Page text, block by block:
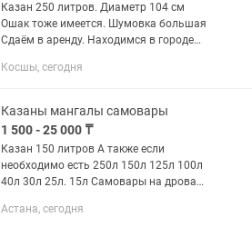
Казан 250 литров. Диаметр 104 см
Ошак тоже имеется. Шумовка большая
Сдаём в аренду. Находимся в городе
точнее Азаттык улица. Также есть
Косшы, сегодня
Казаны мангалы самовары
1 500 - 25 000 ₸
Казан 150 литров А также если
необходимо есть 250л 150л 125л 100л
40л 30л 25л. 15л Самовары на дровах
электрический 8.12.30.40 литров. Титан
Астана, сегодня